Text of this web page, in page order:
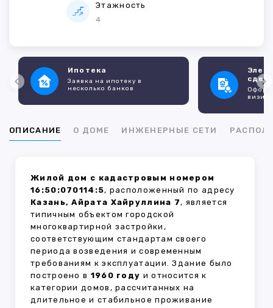
Этажность
4
Ипотека
Заявка на ипотеку в
несколько банков
ОПИСАНИЕ О ДОМЕ ИНЖЕНЕРНЫЕ СЕТИ
Жилой дом с кадастровым номером
16:50:070114:5, расположенный по адресу
Казань, Айрата Хайруллина 7, является
типичным объектом городской
многоквартирной застройки,
соответствующим стандартам своего
периода возведения и современным
требованиям к эксплуатации. Здание было
построено в 1960 году и относится к
категории домов, рассчитанных на
длительное и стабильное проживание